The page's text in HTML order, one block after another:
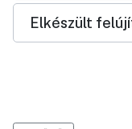
Elkészült